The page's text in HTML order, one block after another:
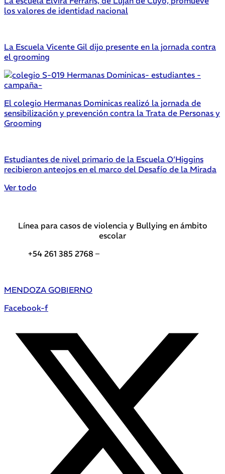
los valores de identidad nacional
La Escuela Vicente Gil dijo presente en la jornada contra
el grooming
El colegio Hermanas Dominicas realizó la jornada de
sensibilización y prevención contra la Trata de Personas y
Grooming
Estudiantes de nivel primario de la Escuela O’Higgins
recibieron anteojos en el marco del Desafío de la Mirada
Ver todo
Línea para casos de violencia y Bullying en ámbito
escolar
+54 261 385 2768 –
MENDOZA GOBIERNO
Facebook-f